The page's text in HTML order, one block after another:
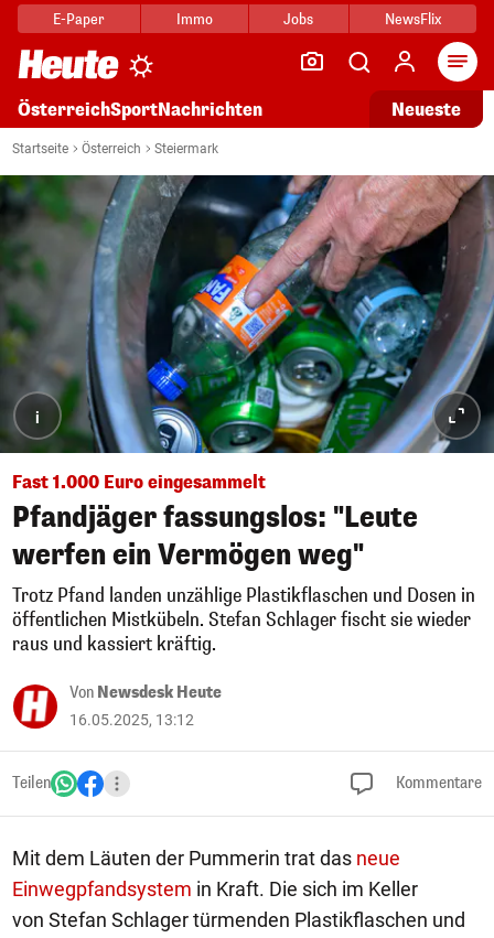
E-Paper Immo Jobs NewsFlix
ÖsterreichSportNachrichten Neueste
Startseite Österreich Steiermark
i
Fast 1.000 Euro eingesammelt
Pfandjäger fassungslos: "Leute
werfen ein Vermögen weg"
Trotz Pfand landen unzählige Plastikflaschen und Dosen in
öffentlichen Mistkübeln. Stefan Schlager fischt sie wieder
raus und kassiert kräftig.
Von Newsdesk Heute
16.05.2025, 13:12
Teilen Kommentare
Mit dem Läuten der Pummerin trat das neue
Einwegpfandsystem in Kraft. Die sich im Keller
von Stefan Schlager türmenden Plastikflaschen und